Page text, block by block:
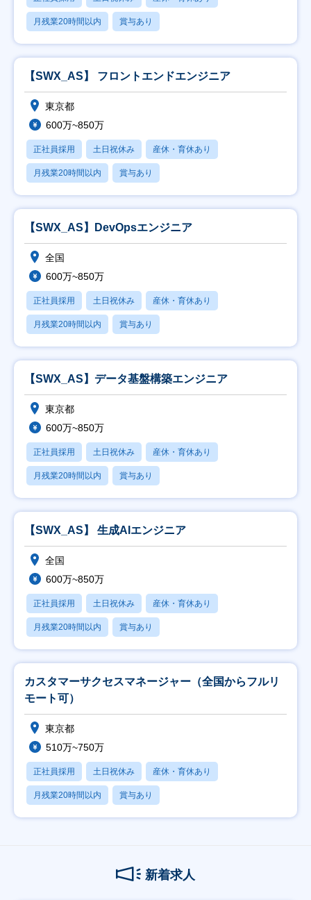
月残業20時間以内 賞与あり
【SWX_AS】 フロントエンドエンジニア
東京都
600万~850万
正社員採用 土日祝休み 産休・育休あり
月残業20時間以内 賞与あり
【SWX_AS】DevOpsエンジニア
全国
600万~850万
正社員採用 土日祝休み 産休・育休あり
月残業20時間以内 賞与あり
【SWX_AS】データ基盤構築エンジニア
東京都
600万~850万
正社員採用 土日祝休み 産休・育休あり
月残業20時間以内 賞与あり
【SWX_AS】 生成AIエンジニア
全国
600万~850万
正社員採用 土日祝休み 産休・育休あり
月残業20時間以内 賞与あり
カスタマーサクセスマネージャー（全国からフルリ
モート可）
東京都
510万~750万
正社員採用 土日祝休み 産休・育休あり
月残業20時間以内 賞与あり
新着求人